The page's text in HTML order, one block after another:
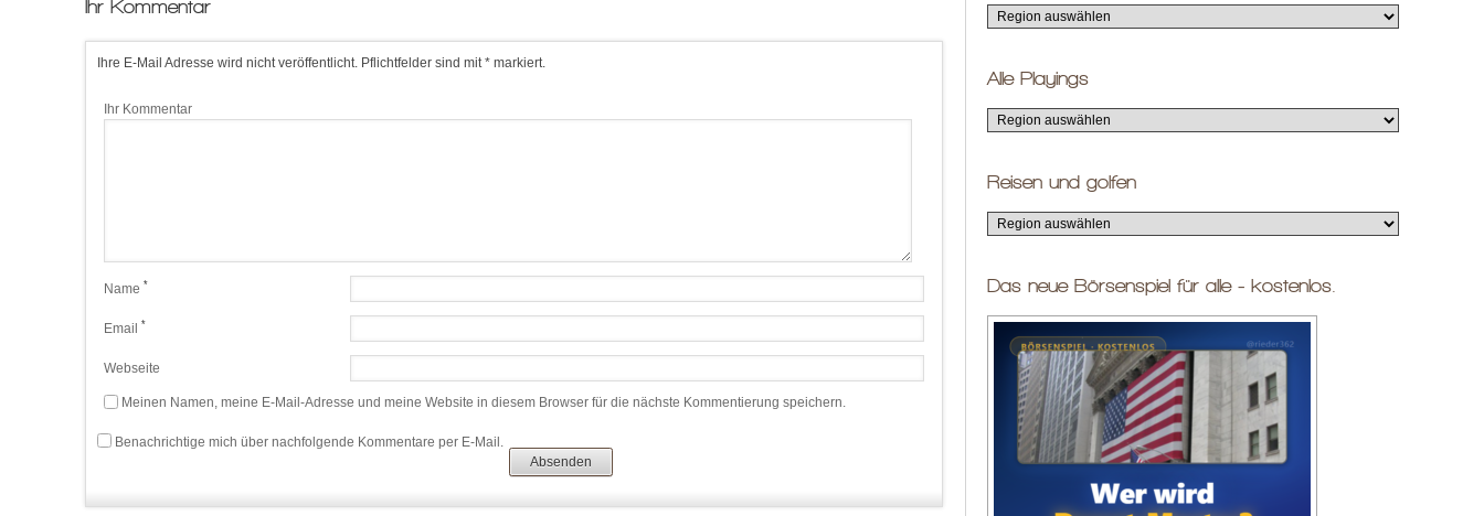
Ihr Kommentar
Ihre E-Mail Adresse wird nicht veröffentlicht. Pflichtfelder sind mit * markiert.
Ihr Kommentar
Name *
Email *
Webseite
Meinen Namen, meine E-Mail-Adresse und meine Website in diesem Browser für die nächste Kommentierung speichern.
Benachrichtige mich über nachfolgende Kommentare per E-Mail.
Alle Playings
Reisen und golfen
Das neue Börsenspiel für alle - kostenlos.